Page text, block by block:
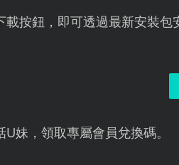
按鈕，即可透過最新安裝包
妹，領取專屬會員兌換碼。